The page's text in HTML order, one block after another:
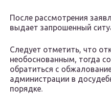
После рассмотрения
выдает запрошенный
Следует отметить, что
необоснованным, тогда
обратиться с
администрации в
порядке.